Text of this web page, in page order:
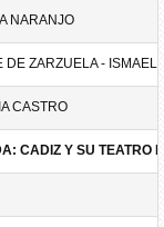
NARANJO
DE ZARZUELA -
CASTRO
CADIZ Y SU TEATRO